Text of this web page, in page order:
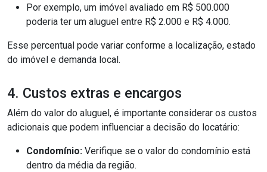
Por exemplo, um imóvel avaliado em R$ 500.000
poderia ter um aluguel entre R$ 2.000 e R$ 4.000.
Esse percentual pode variar conforme a localização, estado
do imóvel e demanda local.
4. Custos extras e encargos
Além do valor do aluguel, é importante considerar os custos
adicionais que podem influenciar a decisão do locatário:
Condomínio: Verifique se o valor do condomínio está
dentro da média da região.